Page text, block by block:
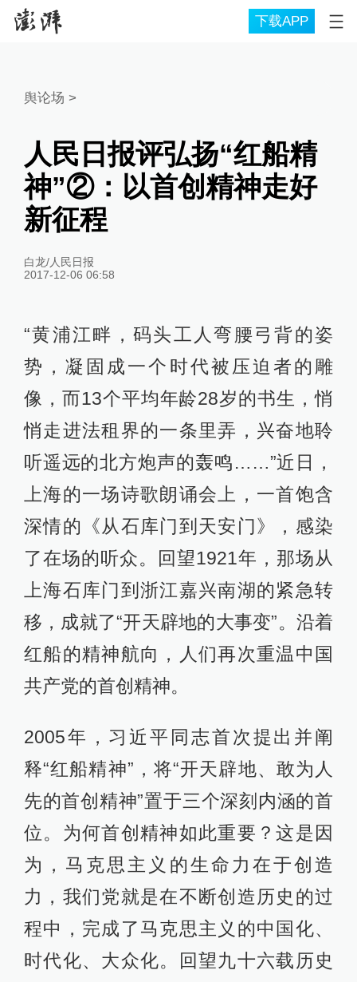
下载APP
舆论场 >
人民日报评弘扬“红船精
神”②：以首创精神走好
新征程
白龙/人民日报
2017-12-06 06:58
“黄浦江畔，码头工人弯腰弓背的姿
势，凝固成一个时代被压迫者的雕
像，而13个平均年龄28岁的书生，悄
悄走进法租界的一条里弄，兴奋地聆
听遥远的北方炮声的轰鸣……”近日，
上海的一场诗歌朗诵会上，一首饱含
深情的《从石库门到天安门》，感染
了在场的听众。回望1921年，那场从
上海石库门到浙江嘉兴南湖的紧急转
移，成就了“开天辟地的大事变”。沿着
红船的精神航向，人们再次重温中国
共产党的首创精神。
2005年，习近平同志首次提出并阐
释“红船精神”，将“开天辟地、敢为人
先的首创精神”置于三个深刻内涵的首
位。为何首创精神如此重要？这是因
为，马克思主义的生命力在于创造
力，我们党就是在不断创造历史的过
程中，完成了马克思主义的中国化、
时代化、大众化。回望九十六载历史